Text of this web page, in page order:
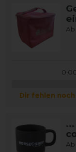
Dir fehlen noch